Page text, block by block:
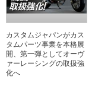
カスタムジャパンがカス
タムパーツ事業を本格展
開、第一弾としてオーヴ
ァーレーシングの取扱強
化へ